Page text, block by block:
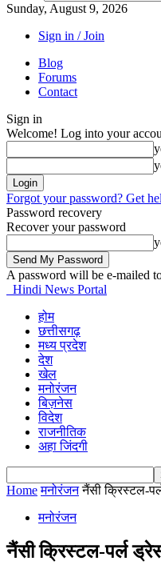
Sunday, August 9, 2026
Sign in / Join
Blog
Forums
Contact
Sign in
Welcome! Log into your
Forgot your password? Get
Password recovery
Recover your password
A password will be e-mailed
Hindi News Portal
होम
छत्तीसगढ़
मध्य प्रदेश
देश
खेल
मनोरंजन
बिज़नेस
विदेश
राजनीतिक
अहा जिंदगी
Home मनोरंजन नैंसी क्रिस्टल-
मनोरंजन
नैंसी क्रिस्टल-पर्ल ड्रेस